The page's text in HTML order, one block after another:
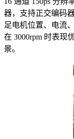
器，支持正交编码
足电机位置、电流
在 3000rpm 时表现
景。